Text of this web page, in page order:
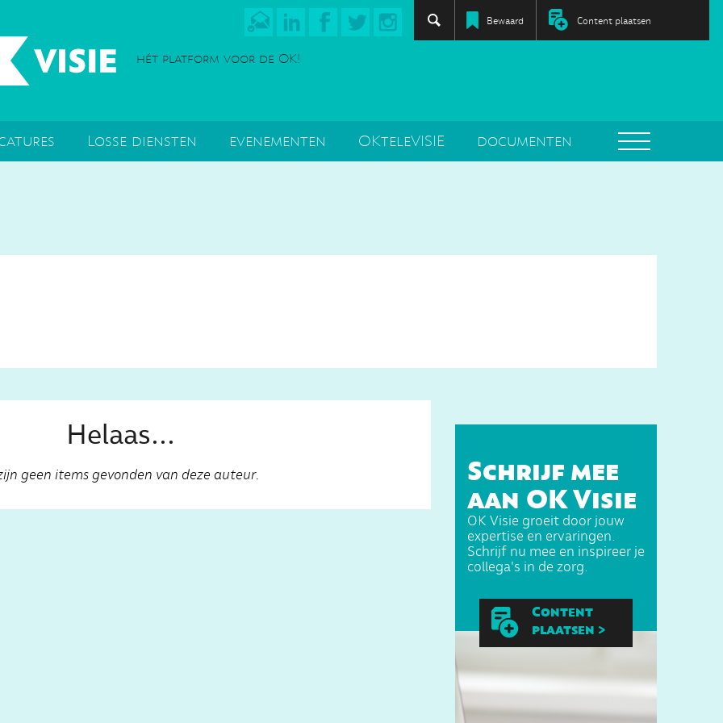
Bewaard Content plaatsen
hét platform voor de OK!
Losse diensten evenementen OKteleVISIE documenten
Helaas...
geen items gevonden van deze auteur.
Schrijf mee
aan OK Visie
OK Visie groeit door jouw
expertise en ervaringen.
Schrijf nu mee en inspireer je
collega's in de zorg.
Content
plaatsen >